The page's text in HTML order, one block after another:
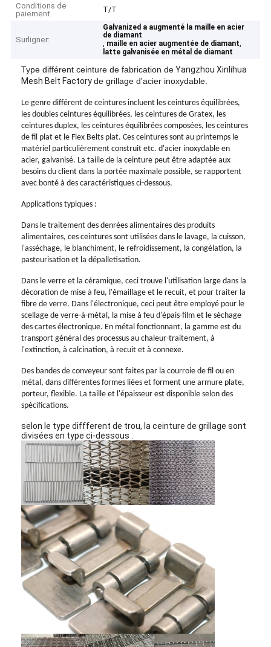
Conditions de
paiement
T/T
Surligner:
Galvanized a augmenté la maille en acier
de diamant
, maille en acier augmentée de diamant,
latte galvanisée en métal de diamant
Type différent ceinture de fabrication de Yangzhou Xinlihua
Mesh Belt Factory de grillage d'acier inoxydable.
Le genre différent de ceintures incluent les ceintures équilibrées,
les doubles ceintures équilibrées, les ceintures de Gratex, les
ceintures duplex, les ceintures équilibrées composées, les ceintures
de fil plat et le Flex Belts plat. Ces ceintures sont au printemps le
matériel particulièrement construit etc. d'acier inoxydable en
acier, galvanisé. La taille de la ceinture peut être adaptée aux
besoins du client dans la portée maximale possible, se rapportent
avec bonté à des caractéristiques ci-dessous.
Applications typiques :
Dans le traitement des denrées alimentaires des produits
alimentaires, ces ceintures sont utilisées dans le lavage, la cuisson,
l'asséchage, le blanchiment, le refroidissement, la congélation, la
pasteurisation et la dépalletisation.
Dans le verre et la céramique, ceci trouve l'utilisation large dans la
décoration de mise à feu, l'émaillage et le recuit, et pour traiter la
fibre de verre. Dans l'électronique, ceci peut être employé pour le
scellage de verre-à-métal, la mise à feu d'épais-film et le séchage
des cartes électronique. En métal fonctionnant, la gamme est du
transport général des processus au chaleur-traitement, à
l'extinction, à calcination, à recuit et à connexe.
Des bandes de conveyeur sont faites par la courroie de fil ou en
métal, dans différentes formes liées et forment une armure plate,
porteur, flexible. La taille et l'épaisseur est disponible selon des
spécifications.
selon le type diffferent de trou, la ceinture de grillage sont
divisées en type ci-dessous :